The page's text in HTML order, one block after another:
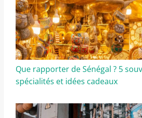
Que rapporter de Sénégal ? 5
spécialités et idées cadeaux